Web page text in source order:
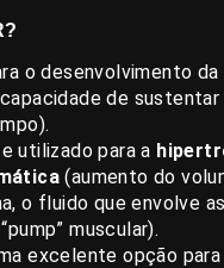
o desenvolvimento da
de
utilizado para a
(aumento do
o fluido que envolve
muscular).
excelente opção para